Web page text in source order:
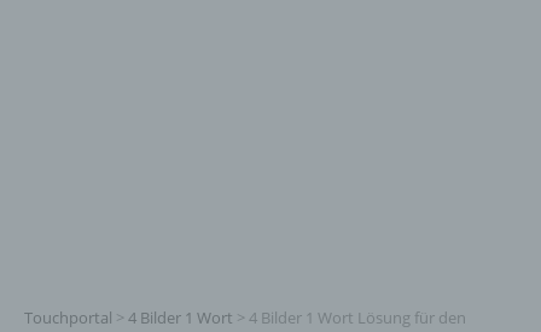
Touchportal > 4 Bilder 1 Wort > 4 Bilder 1 Wort Lösung für den